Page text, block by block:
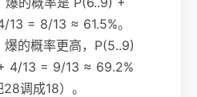
= 8/13 ≈ 61.5%。
的概率更高，P(5..9)
4/13 = 9/13 ≈ 69.2%
调成18）。